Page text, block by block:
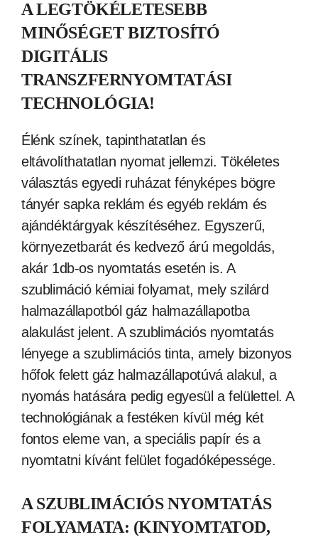
A LEGTÖKÉLETESEBB
MINŐSÉGET BIZTOSÍTÓ
DIGITÁLIS
TRANSZFERNYOMTATÁSI
TECHNOLÓGIA!
Élénk színek, tapinthatatlan és
eltávolíthatatlan nyomat jellemzi. Tökéletes
választás egyedi ruházat fényképes bögre
tányér sapka reklám és egyéb reklám és
ajándéktárgyak készítéséhez. Egyszerű,
környezetbarát és kedvező árú megoldás,
akár 1db-os nyomtatás esetén is. A
szublimáció kémiai folyamat, mely szilárd
halmazállapotból gáz halmazállapotba
alakulást jelent. A szublimációs nyomtatás
lényege a szublimációs tinta, amely bizonyos
hőfok felett gáz halmazállapotúvá alakul, a
nyomás hatására pedig egyesül a felülettel. A
technológiának a festéken kívül még két
fontos eleme van, a speciális papír és a
nyomtatni kívánt felület fogadóképessége.
A SZUBLIMÁCIÓS NYOMTATÁS
FOLYAMATA: (KINYOMTATOD,